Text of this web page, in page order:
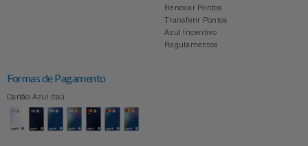
Renovar Pontos
Transferir Pontos
Azul Incentivo
Regulamentos
Formas de Pagamento
Cartão Azul Itaú